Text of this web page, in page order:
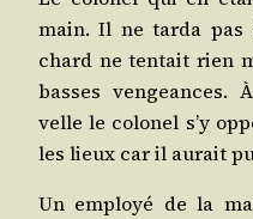
main. Il ne tar­da pas
chard ne ten­tait rien
basses ven­geances.
velle le colo­nel s’y
les lieux car il aurait
Un employé de la